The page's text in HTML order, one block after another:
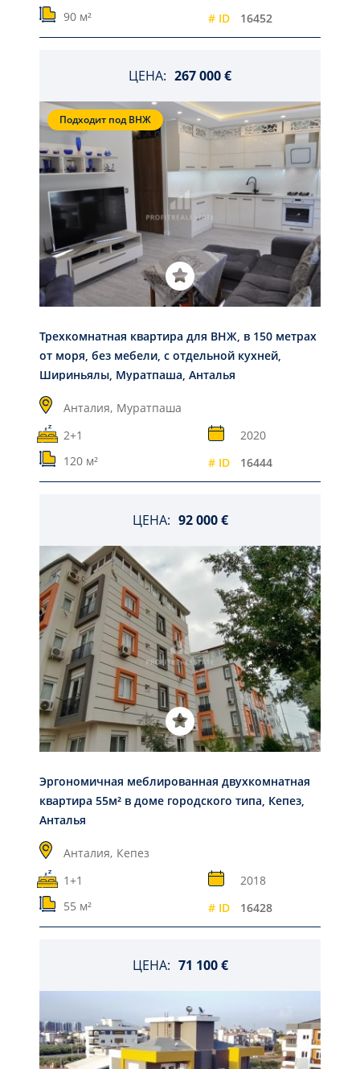
90 м²
# ID 16452
ЦЕНА: 267 000 €
Подходит под ВНЖ
Трехкомнатная квартира для ВНЖ, в 150 метрах
от моря, без мебели, с отдельной кухней,
Шириньялы, Муратпаша, Анталья
Анталия, Муратпаша
2+1
2020
120 м²
# ID 16444
ЦЕНА: 92 000 €
Эргономичная меблированная двухкомнатная
квартира 55м² в доме городского типа, Кепез,
Анталья
Анталия, Кепез
1+1
2018
55 м²
# ID 16428
ЦЕНА: 71 100 €